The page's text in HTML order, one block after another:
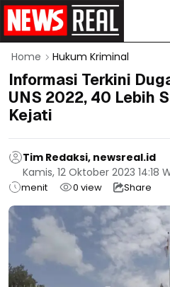
Home Hukum Kriminal
Informasi Terkini
UNS 2022, 40 Lebih
Kejati
Tim Redaksi, newsreal.id
Kamis, 12 Oktober 2023 14:18
menit 0 view Share